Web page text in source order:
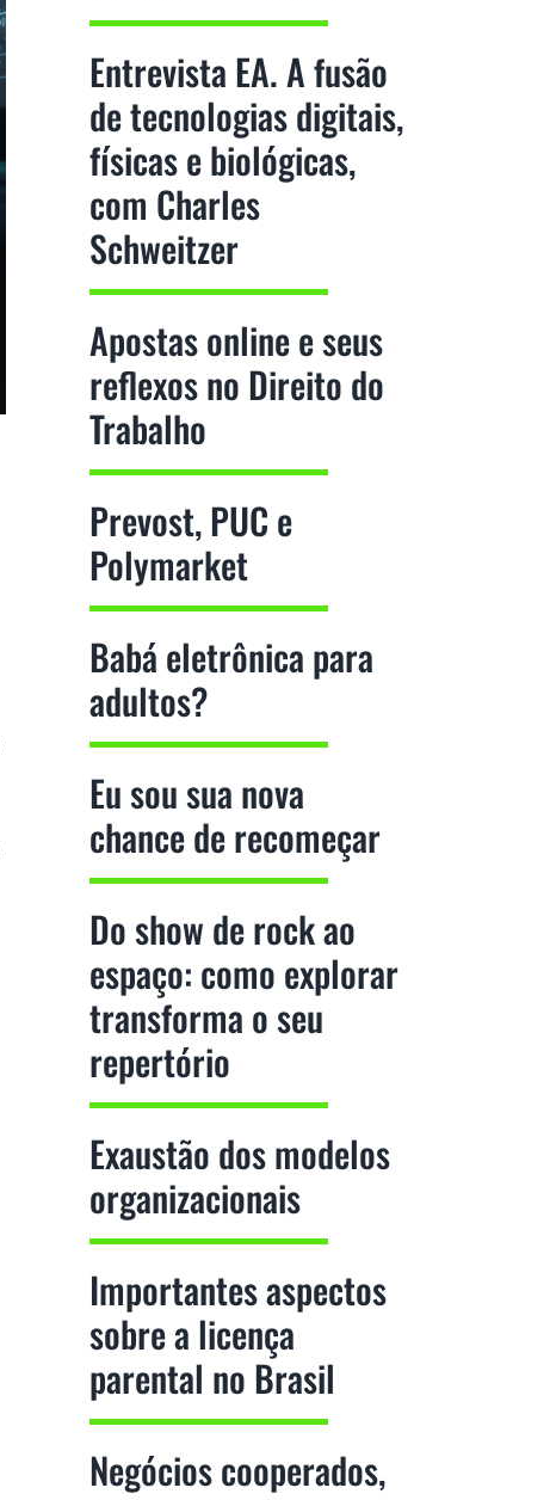
Entrevista EA. A fusão
de tecnologias digitais,
físicas e biológicas,
com Charles
Schweitzer
Apostas online e seus
reflexos no Direito do
Trabalho
Prevost, PUC e
Polymarket
Babá eletrônica para
adultos?
Eu sou sua nova
chance de recomeçar
Do show de rock ao
espaço: como explorar
transforma o seu
repertório
Exaustão dos modelos
organizacionais
Importantes aspectos
sobre a licença
parental no Brasil
Negócios cooperados,